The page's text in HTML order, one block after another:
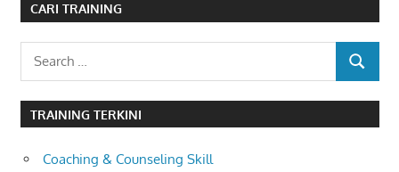
CARI TRAINING
Search
SEARCH
TRAINING TERKINI
Coaching & Counseling Skill